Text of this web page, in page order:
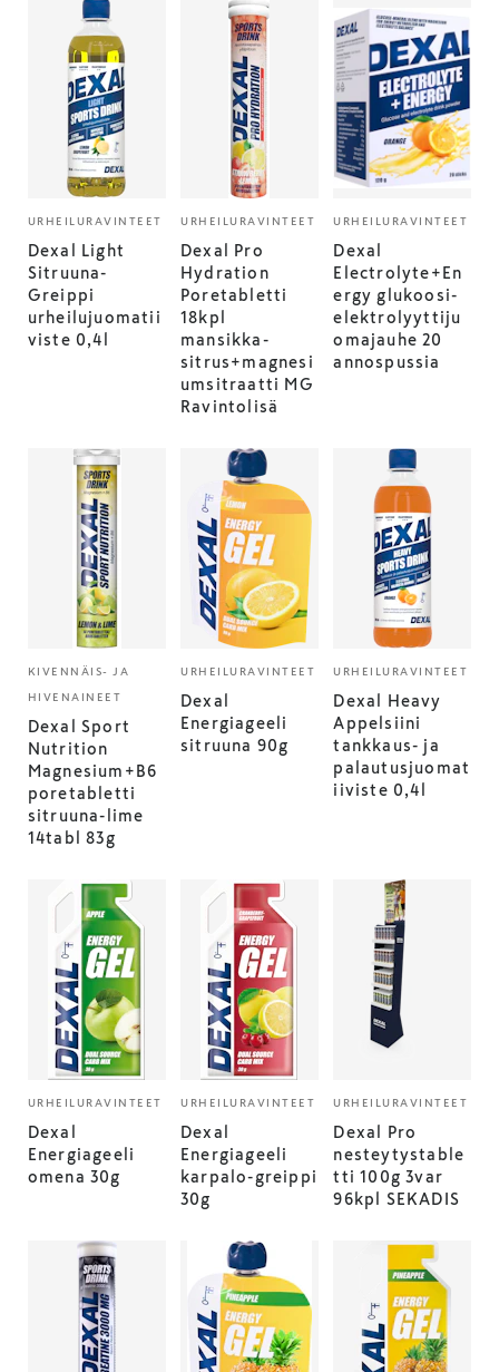
URHEILURAVINTEET
Dexal Light
Sitruuna-
Greippi
urheilujuomatii
viste 0,4l
URHEILURAVINTEET
Dexal Pro
Hydration
Poretabletti
18kpl
mansikka-
sitrus+magnesi
umsitraatti MG
Ravintolisä
URHEILURAVINTEET
Dexal
Electrolyte+En
ergy glukoosi-
elektrolyyttiju
omajauhe 20
annospussia
KIVENNÄIS- JA
HIVENAINEET
Dexal Sport
Nutrition
Magnesium+B6
poretabletti
sitruuna-lime
14tabl 83g
URHEILURAVINTEET
Dexal
Energiageeli
sitruuna 90g
URHEILURAVINTEET
Dexal Heavy
Appelsiini
tankkaus- ja
palautusjuomat
iiviste 0,4l
URHEILURAVINTEET
Dexal
Energiageeli
omena 30g
URHEILURAVINTEET
Dexal
Energiageeli
karpalo-greippi
30g
URHEILURAVINTEET
Dexal Pro
nesteytystable
tti 100g 3var
96kpl SEKADIS